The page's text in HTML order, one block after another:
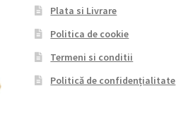
Plata si Livrare
Politica de cookie
Termeni si conditii
Politică de confidențialitate